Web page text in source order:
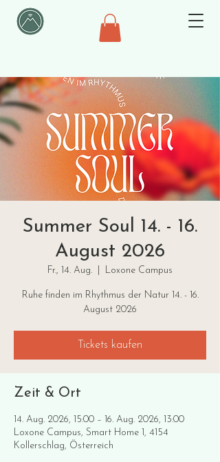
Summer Soul 14. - 16.
August 2026
Fr., 14. Aug. Loxone Campus
Ruhe finden im Rhythmus der Natur 14. - 16.
August 2026
Tickets kaufen
Zeit & Ort
14. Aug. 2026, 15:00 – 16. Aug. 2026, 13:00
Loxone Campus, Smart Home 1, 4154
Kollerschlag, Österreich